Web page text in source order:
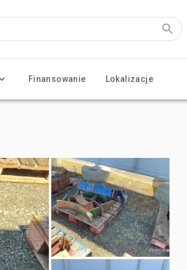
Finansowanie Lokalizacje